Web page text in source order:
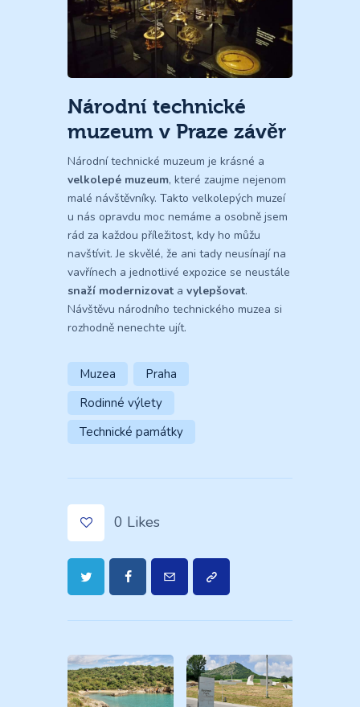
Národní technické
muzeum v Praze závěr
Národní technické muzeum je krásné a
velkolepé muzeum, které zaujme nejenom
malé návštěvníky. Takto velkolepých muzeí
u nás opravdu moc nemáme a osobně jsem
rád za každou příležitost, kdy ho můžu
navštívit. Je skvělé, že ani tady neusínají na
vavřínech a jednotlivé expozice se neustále
snaží modernizovat a vylepšovat.
Návštěvu národního technického muzea si
rozhodně nenechte ujít.
Muzea
Praha
Rodinné výlety
Technické památky
0 Likes
Navigace
pro